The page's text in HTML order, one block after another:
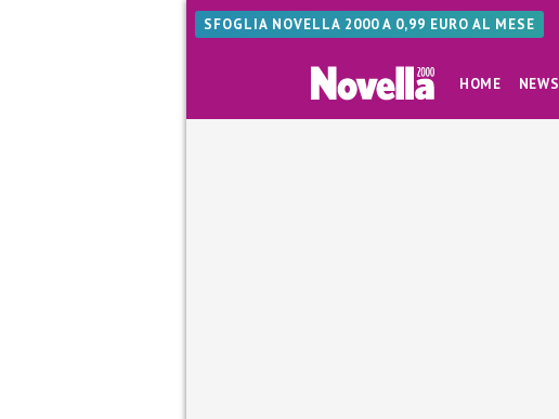
SFOGLIA NOVELLA 2000 A 0,99 EURO AL MESE
HOME NEWS